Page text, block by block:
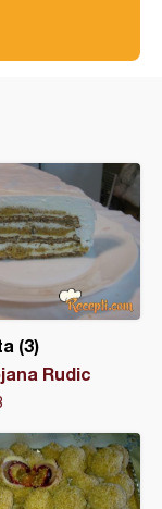
(3)
Rudic